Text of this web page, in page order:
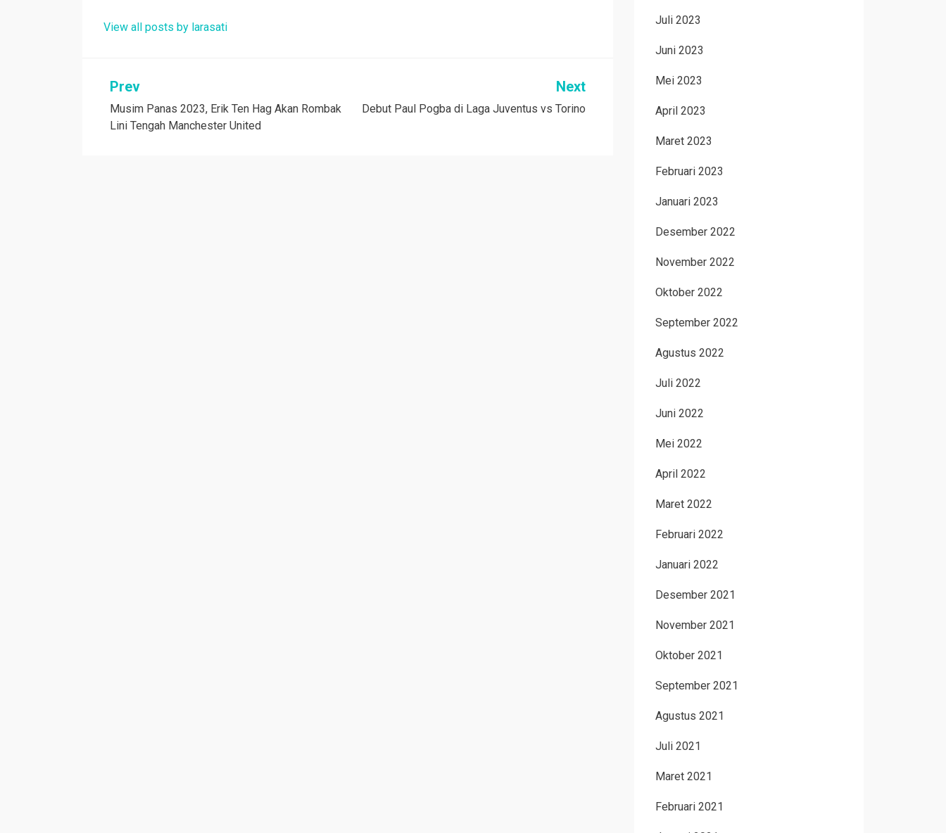
View all posts by larasati
Navigasi
pos
Prev
Musim Panas 2023, Erik Ten Hag Akan Rombak
Lini Tengah Manchester United
Next
Debut Paul Pogba di Laga Juventus vs Torino
Juli 2023
Juni 2023
Mei 2023
April 2023
Maret 2023
Februari 2023
Januari 2023
Desember 2022
November 2022
Oktober 2022
September 2022
Agustus 2022
Juli 2022
Juni 2022
Mei 2022
April 2022
Maret 2022
Februari 2022
Januari 2022
Desember 2021
November 2021
Oktober 2021
September 2021
Agustus 2021
Juli 2021
Maret 2021
Februari 2021